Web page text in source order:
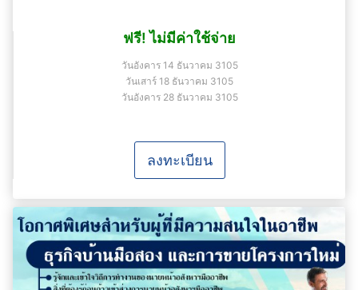
ฟรี! ไม่มีค่าใช้จ่าย
วันอังคาร 14 ธันวาคม 3105
วันเสาร์ 18 ธันวาคม 3105
วันอังคาร 28 ธันวาคม 3105
ลงทะเบียน